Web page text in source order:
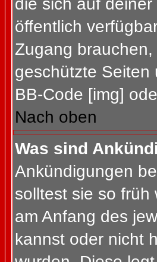
öffentlich
Zugang
geschützte Seiten
BB-Code [img]
Nach oben
Was sind
Ankündigungen
solltest sie so früh
am Anfang des
kannst oder nicht